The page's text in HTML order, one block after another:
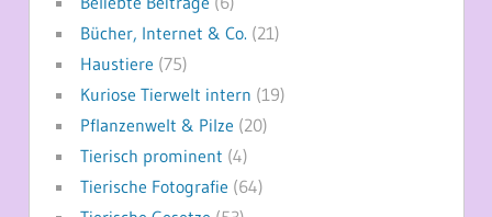
Bücher, Internet & Co. (21)
Haustiere (75)
Kuriose Tierwelt intern (19)
Pflanzenwelt & Pilze (20)
Tierisch prominent (4)
Tierische Fotografie (64)